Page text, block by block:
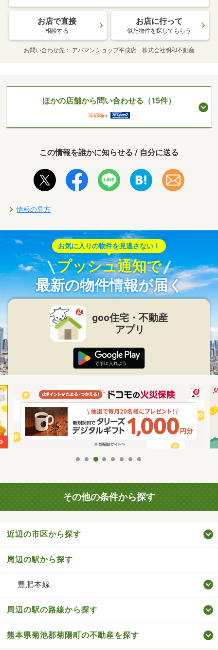
お店で直接
相談する
お店に行って
似た物件を探してもらう
お問い合わせ先 アパマンショップ平成店 株式会社明和不動産
ほかの店舗から問い合わせる（15件）
この情報を誰かに知らせる / 自分に送る
情報の見方
お気に入りの物件を見逃さない！
プッシュ通知で
最新の物件情報が届く
goo住宅・不動産
アプリ
その他の条件から探す
近辺の市区から探す
周辺の駅から探す
豊肥本線
周辺の駅の路線から探す
熊本県菊池郡菊陽町の不動産を探す